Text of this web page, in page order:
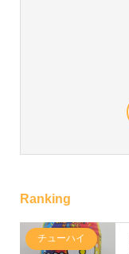
Ranking
チューハイ